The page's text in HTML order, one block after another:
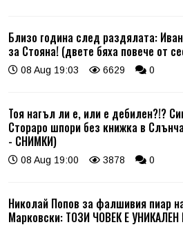
Близо година след раздялата:
за Стояна! (двете бяха повече от
08 Aug 19:03 6629 0
Тоя нагъл ли е, или е дебилен?!?
Стораро шпори без книжка в
- СНИМКИ)
08 Aug 19:00 3878 0
Николай Попов за фалшивия пиар
Марковски: ТОЗИ ЧОВЕК Е